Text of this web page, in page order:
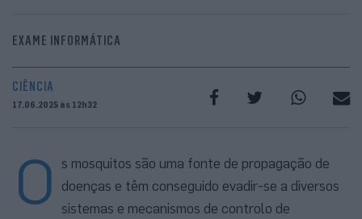
EXAME INFORMÁTICA
CIÊNCIA
17.06.2025 às 12h32
O
s mosquitos são uma fonte de propagação de
doenças e têm conseguido evadir-se a diversos
sistemas e mecanismos de controlo de